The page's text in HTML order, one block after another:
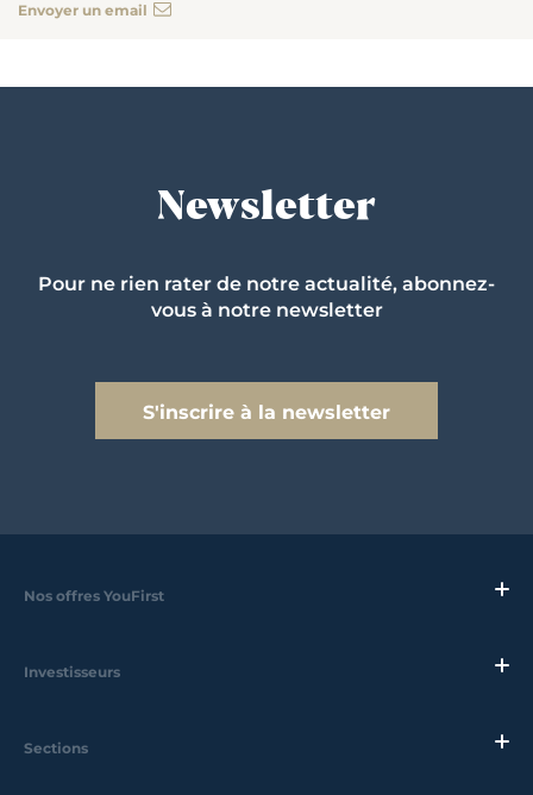
Envoyer un email
Newsletter
Pour ne rien rater de notre actualité, abonnez-
vous à notre newsletter
S'inscrire à la newsletter
Nos offres YouFirst
Investisseurs
Sections